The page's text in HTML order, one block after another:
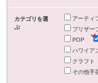
カテゴリを選
ぶ
アーティ
プリザー
POP
ハワイア
クラフト
その他手